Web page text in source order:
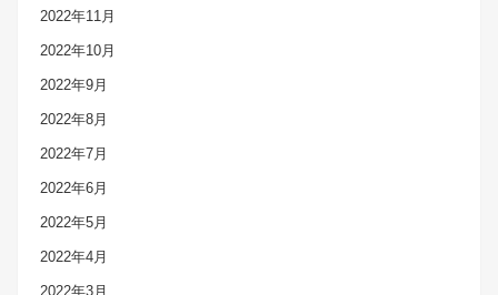
2022年11月
2022年10月
2022年9月
2022年8月
2022年7月
2022年6月
2022年5月
2022年4月
2022年3月